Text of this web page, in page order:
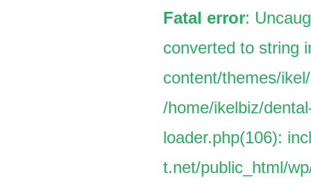
Fatal error:
converted to string
content/themes/
/home/ikelbiz/
loader.php(106):
t.net/public_html/